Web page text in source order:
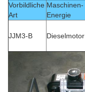
Vorbildliche
Art
Maschinen-
Energie
JJM3-B Dieselmotor